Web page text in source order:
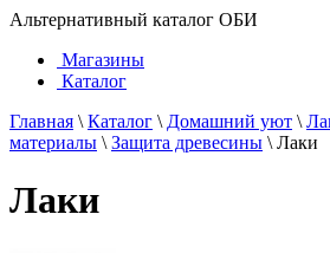
Альтернативный каталог ОБИ
Магазины
Каталог
Главная \ Каталог \ Домашний уют \
материалы \ Защита древесины \ Лаки
Лаки